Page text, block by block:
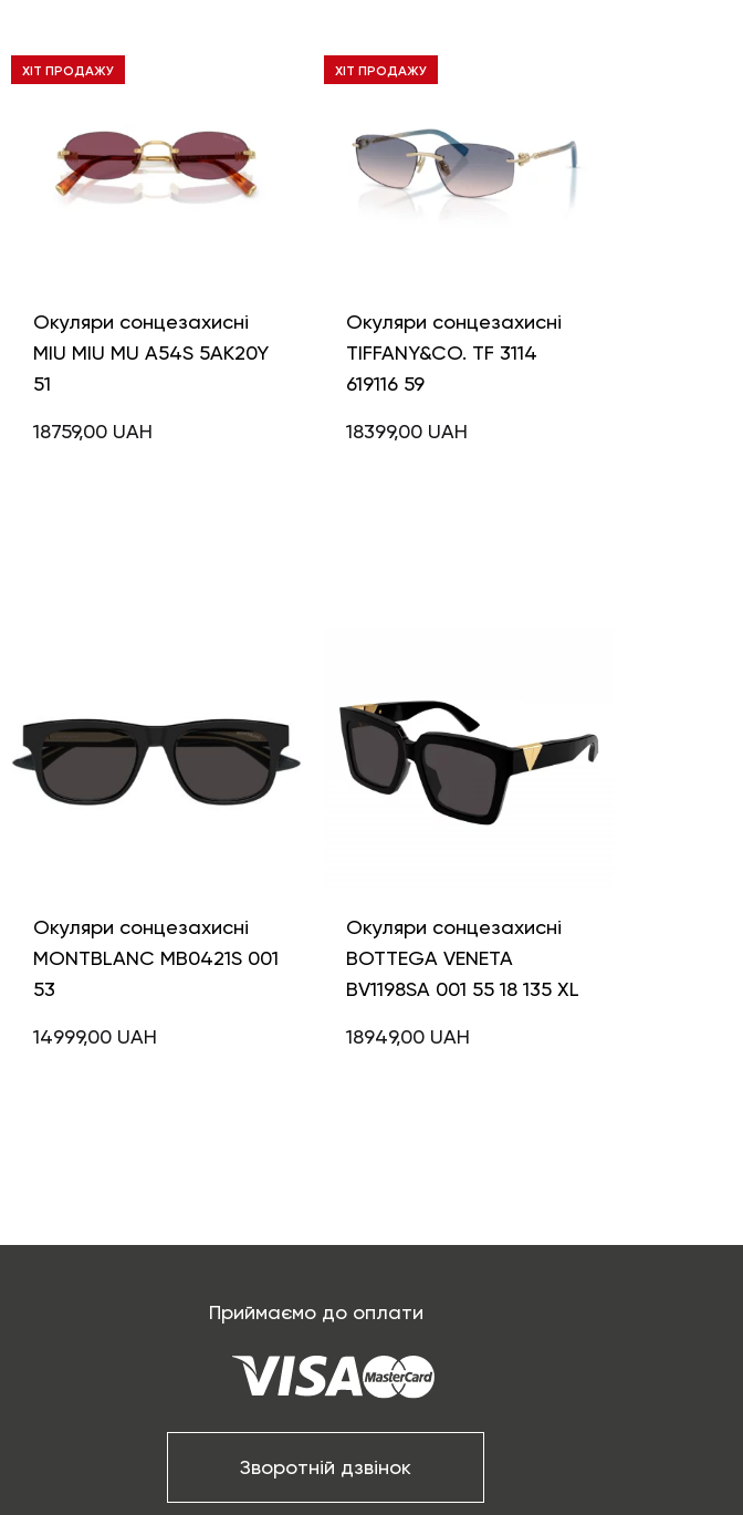
ХІТ ПРОДАЖУ
Окуляри сонцезахисні
MIU MIU MU A54S 5AK20Y
51
18759,00 UAH
ХІТ ПРОДАЖУ
Окуляри сонцезахисні
TIFFANY&CO. TF 3114
619116 59
18399,00 UAH
Окуляри сонцезахисні
MONTBLANC MB0421S 001
53
14999,00 UAH
Окуляри сонцезахисні
BOTTEGA VENETA
BV1198SA 001 55 18 135 XL
18949,00 UAH
Приймаємо до оплати
Зворотній дзвінок